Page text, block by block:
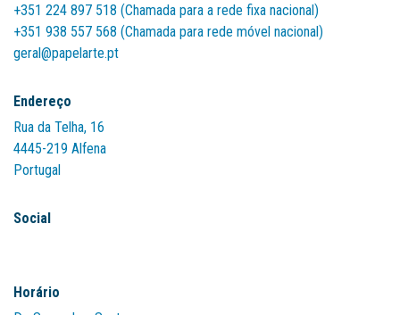
+351 224 897 518 (Chamada para a rede fixa nacional)
+351 938 557 568 (Chamada para rede móvel nacional)
geral@papelarte.pt
Endereço
Rua da Telha, 16
4445-219 Alfena
Portugal
Social
Horário